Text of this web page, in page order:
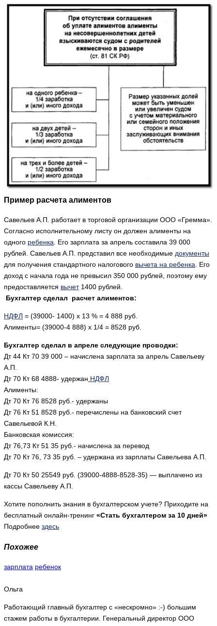
Пример расчета алиментов
Савельев А.П. работает в торговой организации ООО «Гремма».
Согласно исполнительному листу он должен алименты на
одного ребенка. Его зарплата за апрель составила 39 000
рублей. Савельев А.П. представил все необходимые документы
для получения стандартного налогового вычета на ребенка. Его
доход с начала года не превысил 350 000 рублей, поэтому ему
предоставляется вычет1400 рублей.
Бухгалтер сделал расчет алиментов:
НДФЛ = (39000- 1400) х 13 % = 4 888 руб.
Алименты= (39000-4 888) х 1/4 = 8528 руб.
Бухгалтер сделал в апреле следующие проводки:
Дт 44 Кт 70 39 000 – начислена зарплата за апрель Савельеву
А.П.
Дт 70 Кт 68 4888- удержан НДФЛ
Алименты:
Дт 70 Кт 76 8528 руб.- удержаны
Дт 76 Кт 51 8528 руб.- перечислены на банковский счет
Савельевой К.Н.
Банковская комиссия:
Дт 76,73 Кт 51 35 руб.- начислена за перевод
Дт 70 Кт 76, 73 35 руб. – удержана из зарплаты Савельева А.П.
Дт 70 Кт 50 25549 руб. (39000-4888-8528-35) — выплачено из
кассы Савельеву А.П.
Хотите пополнить знания в бухгалтерском учете? Приходите на
бесплатный онлайн-тренинг «Стать бухгалтером за 10 дней»
Подробнее здесь
Похожее
зарплата ребенок
Ольга
Работающий главный бухгалтер с «нескромно» :-) большим
стажем работы в бухгалтерии. Генеральный директор ООО